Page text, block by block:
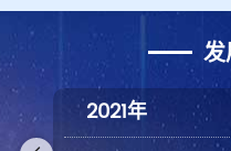
2020年